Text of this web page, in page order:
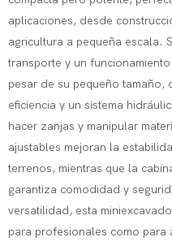
aplicaciones, desde
agricultura a pequeña escala.
transporte y un
pesar de su pequeño tamaño,
eficiencia y un sistema
hacer zanjas y manipular
ajustables mejoran la
terrenos, mientras que la
garantiza comodidad y
versatilidad, esta
para profesionales como para